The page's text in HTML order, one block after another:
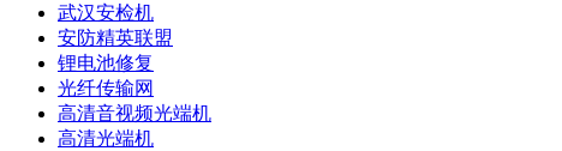
武汉安检机
安防精英联盟
锂电池修复
光纤传输网
高清音视频光端机
高清光端机